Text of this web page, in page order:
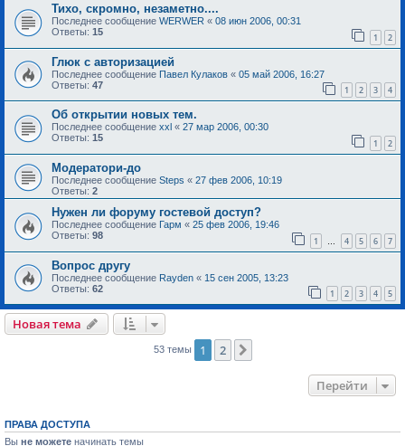
Тихо, скромно, незаметно....
Последнее сообщение WERWER « 08 июн 2006, 00:31
Ответы: 15 1 2
Глюк с авторизацией
Последнее сообщение Павел Кулаков « 05 май 2006, 16:27
Ответы: 47 1 2 3 4
Об открытии новых тем.
Последнее сообщение xxl « 27 мар 2006, 00:30
Ответы: 15 1 2
Модератори-до
Последнее сообщение Steps « 27 фев 2006, 10:19
Ответы: 2
Нужен ли форуму гостевой доступ?
Последнее сообщение Гарм « 25 фев 2006, 19:46
Ответы: 98 1 … 4 5 6 7
Вопрос другу
Последнее сообщение Rayden « 15 сен 2005, 13:23
Ответы: 62 1 2 3 4 5
Новая тема
53 темы 1 2
Перейти
ПРАВА ДОСТУПА
Вы не можете начинать темы